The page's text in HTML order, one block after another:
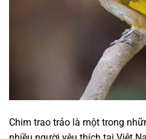
Chim trao trảo là một trong